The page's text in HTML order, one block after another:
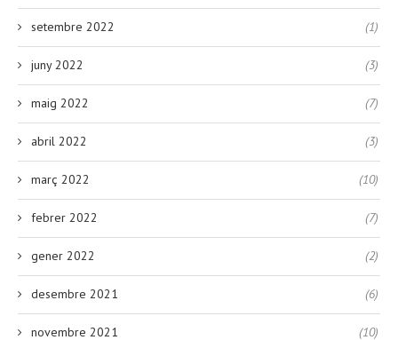
setembre 2022 (1)
juny 2022 (3)
maig 2022 (7)
abril 2022 (3)
març 2022 (10)
febrer 2022 (7)
gener 2022 (2)
desembre 2021 (6)
novembre 2021 (10)